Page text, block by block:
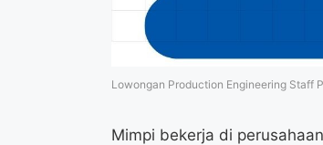
Lowongan Production Engineering Staff
Mimpi bekerja di